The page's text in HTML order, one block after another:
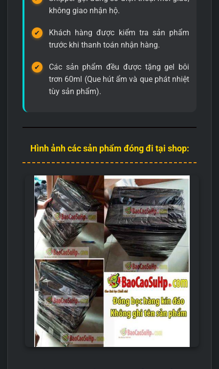
không giao nhận hộ.
Khách hàng được kiểm tra sản phẩm
trước khi thanh toán nhận hàng.
Các sản phẩm đều được tặng gel bôi
trơn 60ml (Que hút ẩm và que phát nhiệt
tùy sản phẩm).
Hình ảnh các sản phẩm đóng đi tại shop: